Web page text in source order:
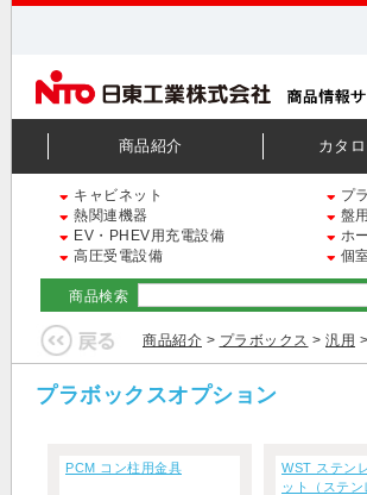
商品紹介 カタ
キャビネット
プ
熱関連機器
盤
EV・PHEV用充電設備
ホ
高圧受電設備
個
商品検索
商品紹介 > プラボックス > 汎用
プラボックスオプション
PCM コン柱用金具
WST ステン
ット（ステン